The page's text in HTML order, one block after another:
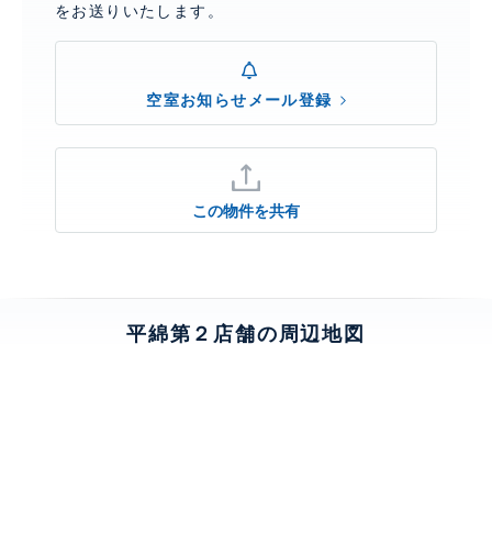
をお送りいたします。
空室お知らせメール登録
この物件を共有
平綿第２店舗の周辺地図